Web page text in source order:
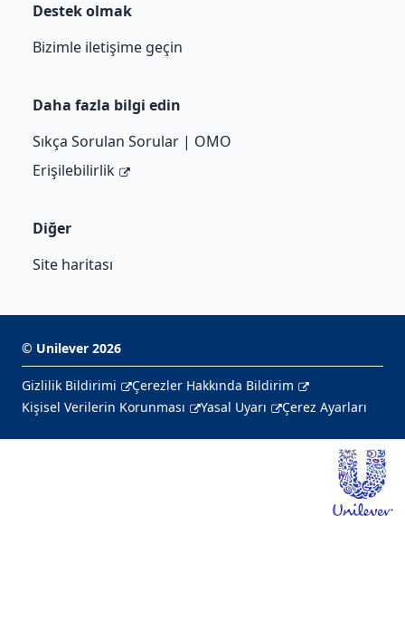
Destek olmak
Bizimle iletişime geçin
Daha fazla bilgi edin
Sıkça Sorulan Sorular | OMO
Erişilebilirlik
Diğer
Site haritası
© Unilever 2026
Gizlilik Bildirimi
Çerezler Hakkında Bildirim
Kişisel Verilerin Korunması
Yasal Uyarı Çerez Ayarları